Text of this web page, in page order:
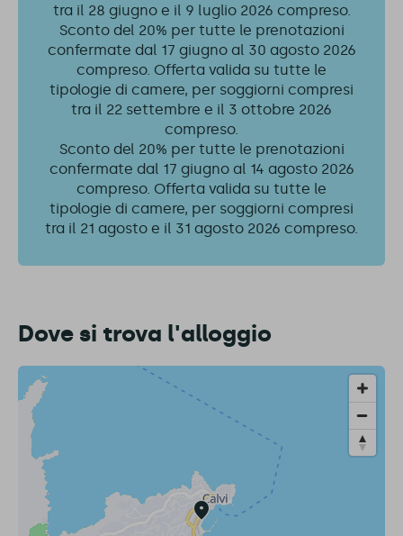
tra il 28 giugno e il 9 luglio 2026 compreso.
Sconto del 20% per tutte le prenotazioni
confermate dal 17 giugno al 30 agosto 2026
compreso. Offerta valida su tutte le
tipologie di camere, per soggiorni compresi
tra il 22 settembre e il 3 ottobre 2026
compreso.
Sconto del 20% per tutte le prenotazioni
confermate dal 17 giugno al 14 agosto 2026
compreso. Offerta valida su tutte le
tipologie di camere, per soggiorni compresi
tra il 21 agosto e il 31 agosto 2026 compreso.
Dove si trova l'alloggio